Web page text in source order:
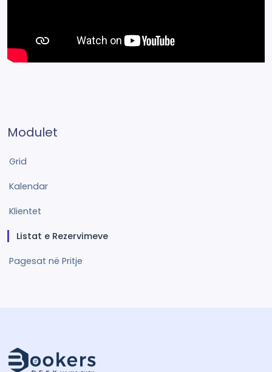
Modulet
Grid
Kalendar
Klientet
Listat e Rezervimeve
Pagesat në Pritje